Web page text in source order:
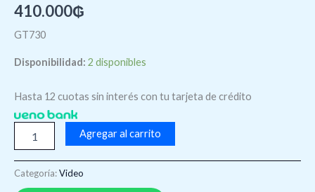
410.000₲
GT730
Disponibilidad: 2 disponibles
Hasta 12 cuotas sin interés con tu tarjeta de crédito
Agregar al carrito
Categoría:Video